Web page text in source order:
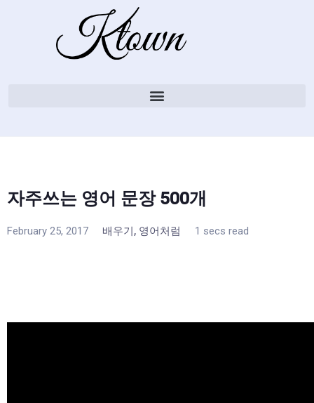
자주쓰는 영어 문장 500개
February 25, 2017 배우기, 영어처럼 1 secs read